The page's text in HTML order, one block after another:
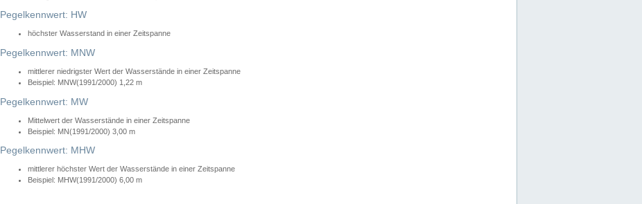
Pegelkennwert: HW
höchster Wasserstand in einer Zeitspanne
Pegelkennwert: MNW
mittlerer niedrigster Wert der Wasserstände in einer Zeitspanne
Beispiel: MNW(1991/2000) 1,22 m
Pegelkennwert: MW
Mittelwert der Wasserstände in einer Zeitspanne
Beispiel: MN(1991/2000) 3,00 m
Pegelkennwert: MHW
mittlerer höchster Wert der Wasserstände in einer Zeitspanne
Beispiel: MHW(1991/2000) 6,00 m